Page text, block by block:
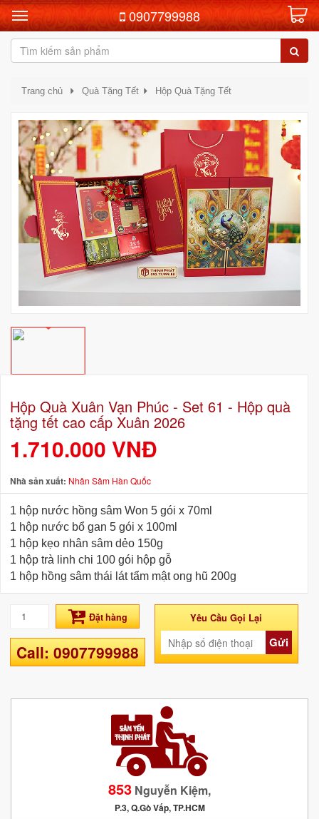
0907799988
Trang chủ Quà Tặng Tết Hộp Quà Tặng Tết
Hộp Quà Xuân Vạn Phúc - Set 61 - Hộp quà
tặng tết cao cấp Xuân 2026
1.710.000 VNĐ
Nhà sản xuất: Nhân Sâm Hàn Quốc
1 hộp nước hồng sâm Won 5 gói x 70ml
1 hộp nước bổ gan 5 gói x 100ml
1 hộp kẹo nhân sâm dẻo 150g
1 hộp trà linh chi 100 gói hộp gỗ
1 hộp hồng sâm thái lát tẩm mật ong hũ 200g
Đặt hàng
Call: 0907799988
Yêu Cầu Gọi Lại
Gửi
853 Nguyễn Kiệm,
P.3, Q.Gò Vấp, TP.HCM